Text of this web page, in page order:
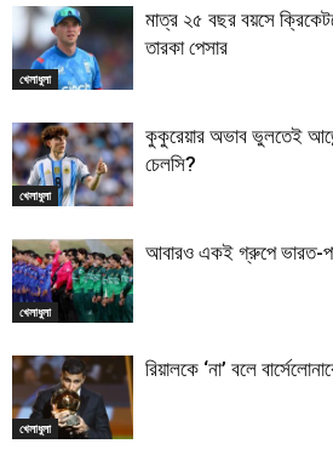
খেলাধুলা
মাত্র ২৫ বছর বয়সে
তারকা পেসার
খেলাধুলা
কুকুরেয়ার অভাব ভুলতেই
চেলসি?
খেলাধুলা
আবারও একই গ্রুপে ভারত-
খেলাধুলা
রিয়ালকে ‘না’ বলে